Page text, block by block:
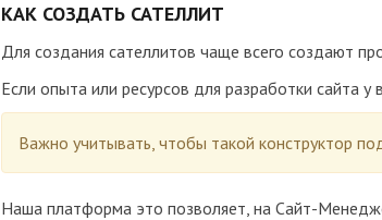
КАК СОЗДАТЬ САТЕЛЛИТ
Для создания сателлитов чаще всего создают
Если опыта или ресурсов для разработки сайта
Важно учитывать, чтобы такой конструктор
Наша платформа это позволяет, на Сайт-